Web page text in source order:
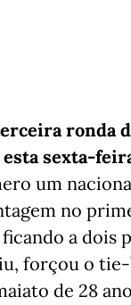
ronda
esta sexta-
um
no
a dois
forçou o
de 28